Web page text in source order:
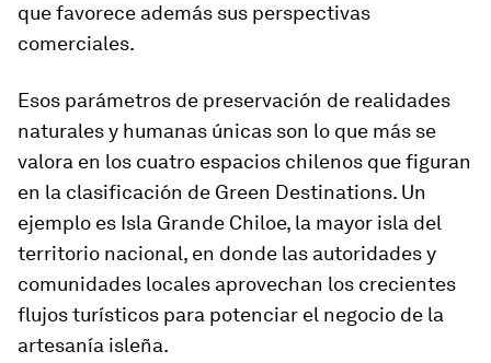
que favorece además sus perspectivas
comerciales.
Esos parámetros de preservación de realidades
naturales y humanas únicas son lo que más se
valora en los cuatro espacios chilenos que figuran
en la clasificación de Green Destinations. Un
ejemplo es Isla Grande Chiloe, la mayor isla del
territorio nacional, en donde las autoridades y
comunidades locales aprovechan los crecientes
flujos turísticos para potenciar el negocio de la
artesanía isleña.